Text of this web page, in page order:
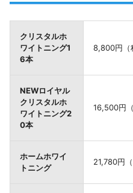
クリスタルホ
ワイトニング1
6本
8,800円（
NEWロイヤル
クリスタルホ
ワイトニング2
0本
16,500円（
ホームホワイ
トニング
21,780円（